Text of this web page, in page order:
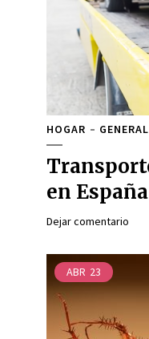
HOGAR GENERAL
en
Dejar comentario
ABR 23